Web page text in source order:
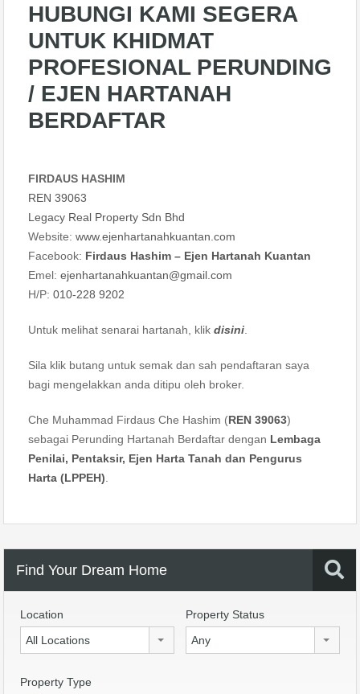
HUBUNGI KAMI SEGERA
UNTUK KHIDMAT
PROFESIONAL PERUNDING
/ EJEN HARTANAH
BERDAFTAR
FIRDAUS HASHIM
REN 39063
Legacy Real Property Sdn Bhd
Website: www.ejenhartanahkuantan.com
Facebook: Firdaus Hashim – Ejen Hartanah Kuantan
Emel: ejenhartanahkuantan@gmail com
H/P: 010-228 9202
Untuk melihat senarai hartanah, klik disini
Sila klik butang untuk semak dan sah pendaftaran saya
bagi mengelakkan anda ditipu oleh broker.
Che Muhammad Firdaus Che Hashim (REN 39063)
sebagai Perunding Hartanah Berdaftar dengan Lembaga
Penilai, Pentaksir, Ejen Harta Tanah dan Pengurus
Harta (LPPEH)
Find Your Dream Home
Location
All Locations
Property Status
Any
Property Type